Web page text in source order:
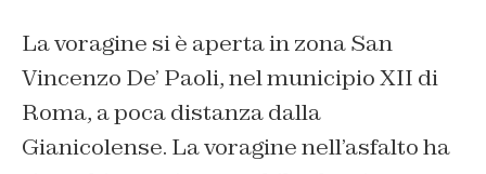
La voragine si è aperta in zona San
Vincenzo De’ Paoli, nel municipio XII di
Roma, a poca distanza dalla
Gianicolense. La voragine nell’asfalto ha